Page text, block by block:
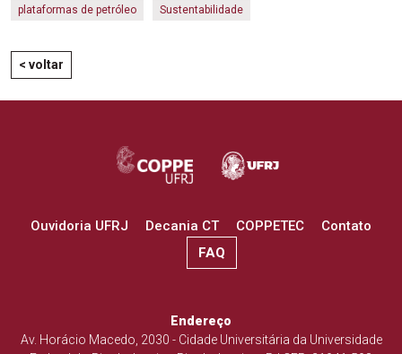
plataformas de petróleo Sustentabilidade
< voltar
Ouvidoria UFRJ Decania CT COPPETEC
Contato
FAQ
Endereço
Av. Horácio Macedo, 2030 - Cidade Universitária da Universidade